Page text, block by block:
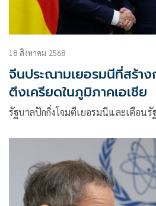
18 สิงหาคม 2568
จีนประณามเยอรมนีที่สร้าง
ตึงเครียดในภูมิภาคเอเชีย
รัฐบาลปักกิ่งโจมตีเยอรมนีและเตือน